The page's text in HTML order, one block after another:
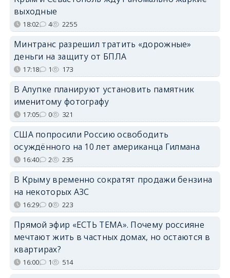
выходные
18:02 4 2255
Минтранс разрешил тратить «дорожные»
деньги на защиту от БПЛА
17:18 1 173
В Алупке планируют установить памятник
именитому фотографу
17:05 0 321
США попросили Россию освободить
осуждённого на 10 лет американца Гилмана
16:40 2 235
В Крыму временно сократят продажи бензина
на некоторых АЗС
16:29 0 223
Прямой эфир «ЕСТЬ ТЕМА». Почему россияне
мечтают жить в частных домах, но остаются в
квартирах?
16:00 1 514